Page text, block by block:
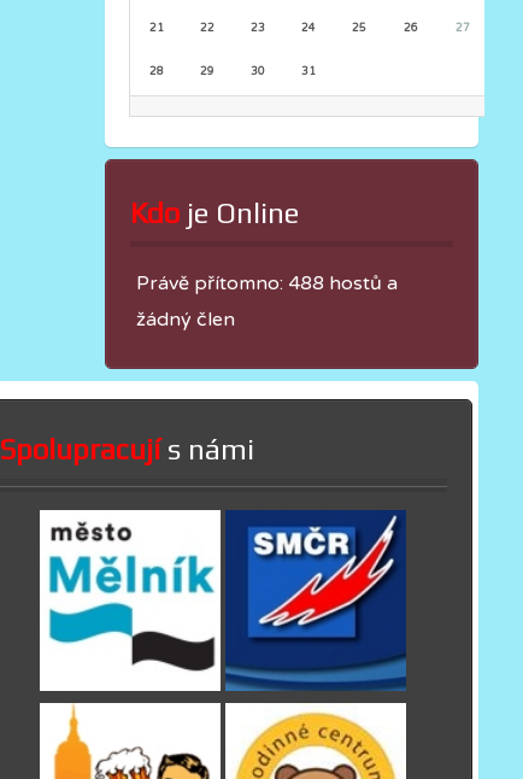
21 22 23 24 25 26 27
28 29 30 31
Kdo je Online
Právě přítomno: 488 hostů a
žádný člen
Spolupracujís námi